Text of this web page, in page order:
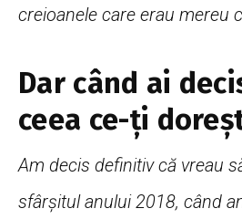
creioanele care erau mereu
Dar când ai
ceea ce-ți
Am decis definitiv că vreau
sfârșitul anului 2018, când